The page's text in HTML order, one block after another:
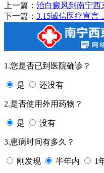
上一篇： 治白癜风到南宁西
下一篇： 3.15诚信医疗宣言
1.您是否已到医院确诊？
是 还没有
2.是否使用外用药物？
是 没有
3.患病时间有多久？
刚发现 半年内 1